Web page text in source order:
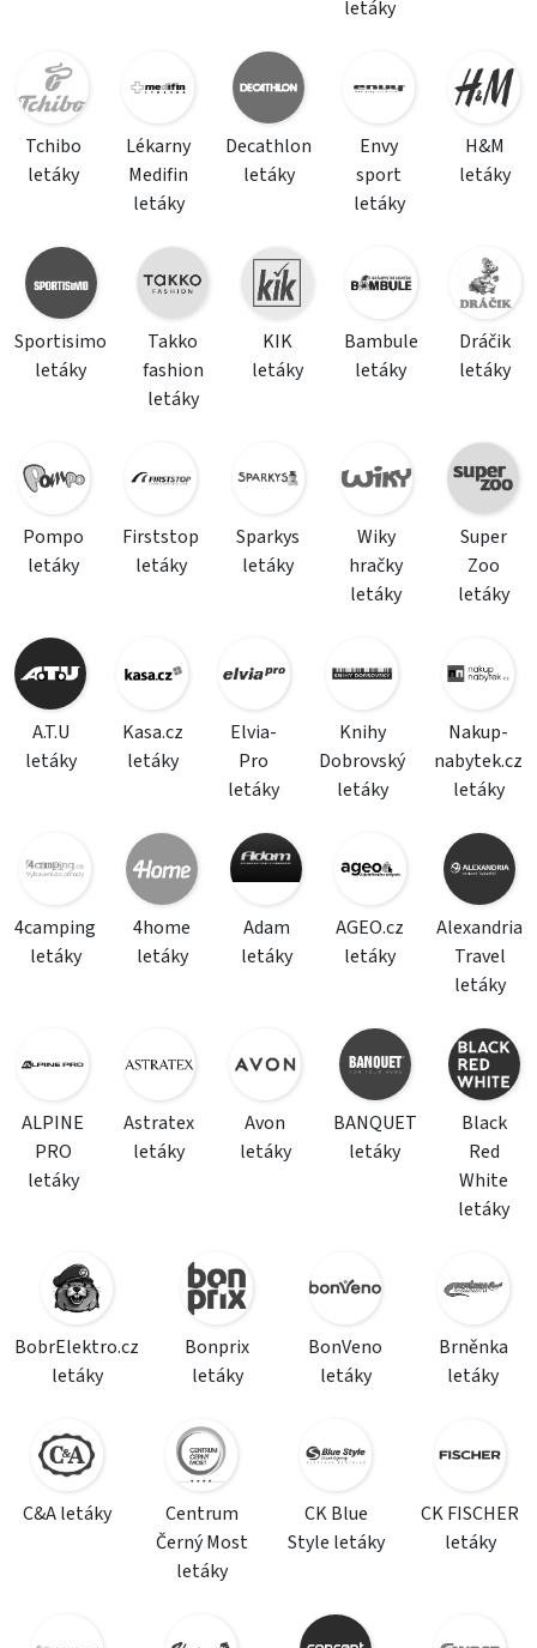
letáky
Tchibo
letáky
Lékarny
Medifin
letáky
Decathlon
letáky
Envy
sport
letáky
H&M
letáky
Sportisimo
letáky
Takko
fashion
letáky
KIK
letáky
Bambule
letáky
Dráčik
letáky
Pompo
letáky
Firststop
letáky
Sparkys
letáky
Wiky
hračky
letáky
Super
Zoo
letáky
A.T.U
letáky
Kasa.cz
letáky
Elvia-
Pro
letáky
Knihy
Dobrovský
letáky
Nakup-
nabytek.cz
letáky
4camping
letáky
4home
letáky
Adam
letáky
AGEO.cz
letáky
Alexandria
Travel
letáky
ALPINE
PRO
letáky
Astratex
letáky
Avon
letáky
BANQUET
letáky
Black
Red
White
letáky
BobrElektro.cz
letáky
Bonprix
letáky
BonVeno
letáky
Brněnka
letáky
C&A letáky
Centrum
Černý Most
letáky
CK Blue
Style letáky
CK FISCHER
letáky